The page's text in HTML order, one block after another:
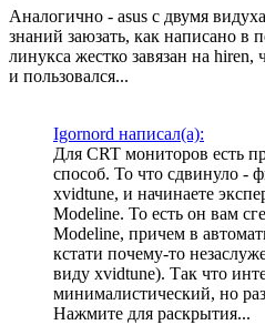
Аналогично - asus c двумя
знаний заюзать, как написано в
линукса жестко завязан на hiren,
и пользовался...
Igornord написал(а):
Для CRT мониторов есть
способ. То что сдвинуло -
xvidtune, и начинаете
Modeline. То есть он вам
Modeline, причем в
кстати почему-то
виду xvidtune). Так что
минималистический, но
Нажмите для раскрытия...